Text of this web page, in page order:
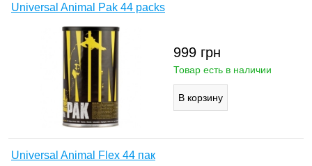
Universal Animal Pak 44 packs
999 грн
Товар есть в наличии
Universal Animal Flex 44 пак